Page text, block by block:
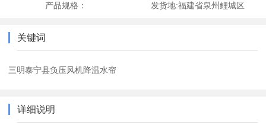
产品规格： 发货地:福建省泉州鲤城区
关键词
三明泰宁县负压风机降温水帘
详细说明